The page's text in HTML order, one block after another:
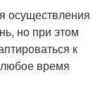
осуществления
но при этом
к
время